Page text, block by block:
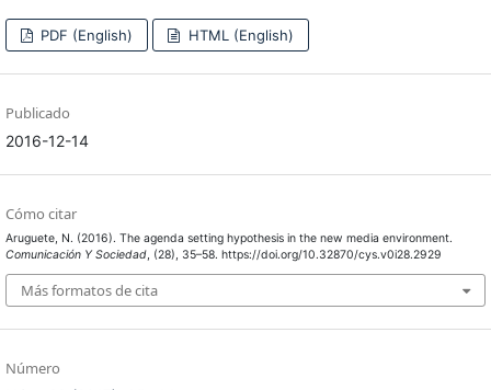
PDF (English) HTML (English)
Publicado
2016-12-14
Cómo citar
Aruguete, N. (2016). The agenda setting hypothesis in the new media environment.
Comunicación Y Sociedad, (28), 35–58. https://doi.org/10.32870/cys.v0i28.2929
Más formatos de cita
Número